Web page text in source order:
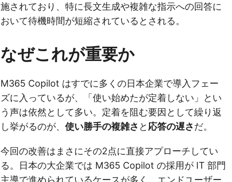
施されており、特に長文生成や複雑な指示への回答に
おいて待機時間が短縮されているとされる。
なぜこれが重要か
M365 Copilot はすでに多くの日本企業で導入フェー
ズに入っているが、「使い始めたが定着しない」とい
う声は依然として多い。定着を阻む要因として繰り返
し挙がるのが、 使い勝手の複雑さ と 応答の遅さだ。
今回の改善はまさにその2点に直接アプローチしてい
る。日本の大企業では M365 Copilot の採用が IT 部門
主導で進められているケースが多く、エンドユーザー